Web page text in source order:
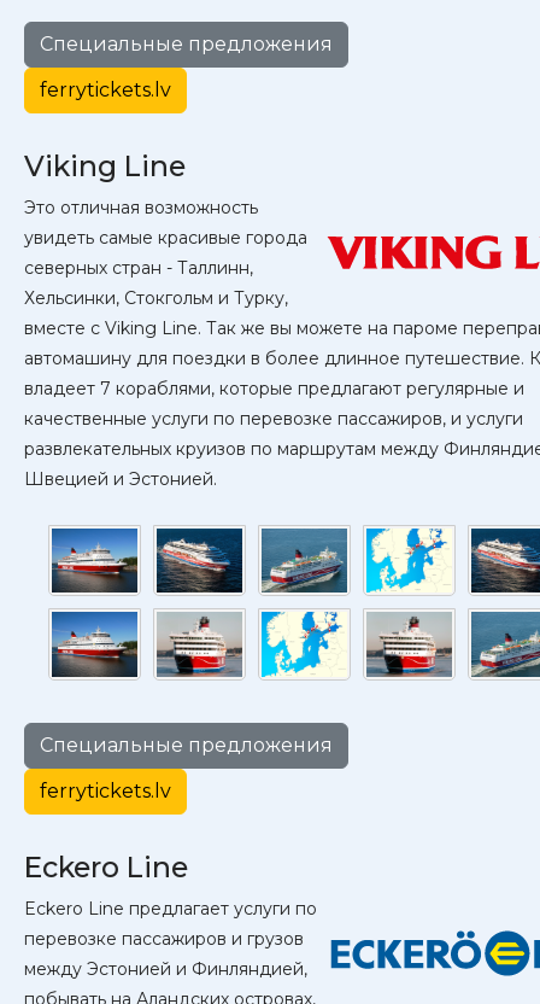
Специальные предложения
ferrytickets.lv
Viking Line
Это отличная возможность
увидеть самые красивые города
северных стран - Таллинн,
Хельсинки, Стокгольм и Турку,
вместе с Viking Line. Так же вы можете на пароме
автомашину для поездки в более длинное путешествие.
владеет 7 кораблями, которые предлагают регулярные и
качественные услуги по перевозке пассажиров, и услуги
развлекательных круизов по маршрутам между
Швецией и Эстонией.
Специальные предложения
ferrytickets.lv
Eckero Line
Eckero Line предлагает услуги по
перевозке пассажиров и грузов
между Эстонией и Финляндией,
побывать на Аландских островах,